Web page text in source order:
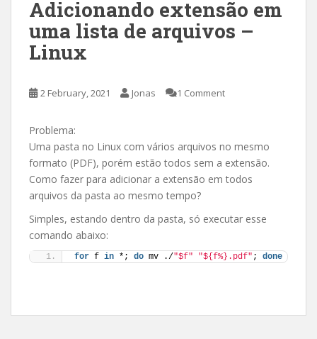
Adicionando extensão em
uma lista de arquivos –
Linux
2 February, 2021 Jonas 1 Comment
Problema:
Uma pasta no Linux com vários arquivos no mesmo
formato (PDF), porém estão todos sem a extensão.
Como fazer para adicionar a extensão em todos
arquivos da pasta ao mesmo tempo?
Simples, estando dentro da pasta, só executar esse
comando abaixo:
for f in *; do mv ./"$f" "${f%}.pdf" ; done